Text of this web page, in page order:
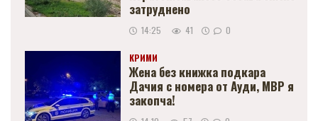
затруднено
14:25 41 0
КРИМИ
Жена без книжка подкара
Дачия с номера от Ауди, МВР я
закопча!